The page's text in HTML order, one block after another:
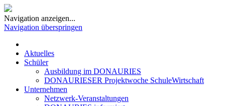
Navigation anzeigen...
Navigation überspringen
Aktuelles
Schüler
Ausbildung im DONAURIES
DONAURIESER Projektwoche SchuleWirtschaft
Unternehmen
Netzwerk-Veranstaltungen